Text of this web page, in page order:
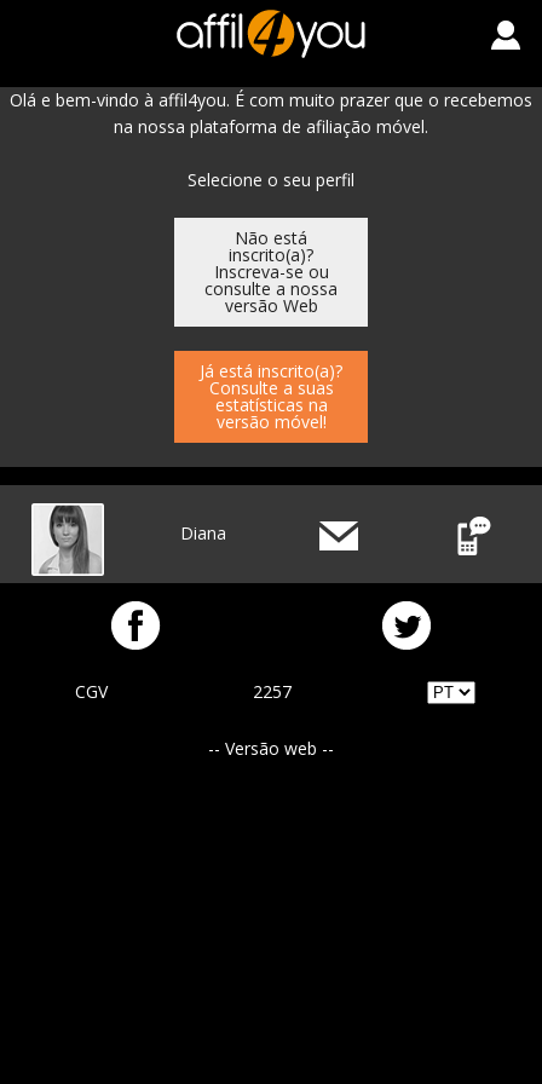
Olá e bem-vindo à affil4you. É com muito prazer que o recebemos
na nossa plataforma de afiliação móvel.
Selecione o seu perfil
Não está
inscrito(a)?
Inscreva-se ou
consulte a nossa
versão Web
Já está inscrito(a)?
Consulte a suas
estatísticas na
versão móvel!
Diana
CGV 2257
-- Versão web --